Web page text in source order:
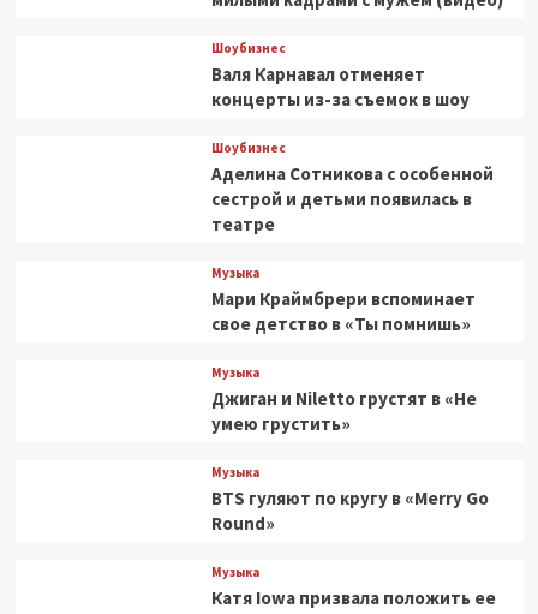
Шоубизнес
Валя Карнавал отменяет
концерты из-за съемок в шоу
Шоубизнес
Аделина Сотникова с особенной
сестрой и детьми появилась в
театре
Музыка
Мари Краймбрери вспоминает
свое детство в «Ты помнишь»
Музыка
Джиган и Niletto грустят в «Не
умею грустить»
Музыка
BTS гуляют по кругу в «Merry Go
Round»
Музыка
Катя Iowa призвала положить ее